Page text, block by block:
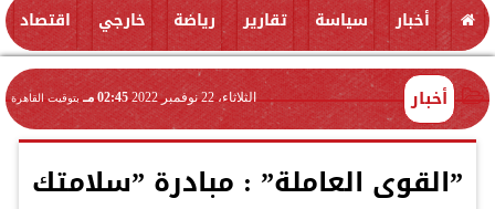
أخبار سياسة تقارير رياضة خارجي اقتصاد
أخبار الثلاثاء، 22 نوفمبر 2022 02:45 مـ بتوقيت القاهرة
”القوى العاملة” : مبادرة ”سلامتك